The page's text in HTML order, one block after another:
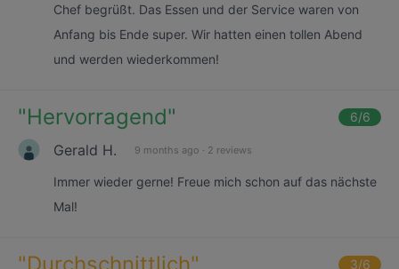
Chef begrüßt. Das Essen und der Service waren von
Anfang bis Ende super. Wir hatten einen tollen Abend
und werden wiederkommen!
"Hervorragend" 6/6
Gerald H. 9 months ago · 2 reviews
Immer wieder gerne! Freue mich schon auf das nächste
Mal!
3/6